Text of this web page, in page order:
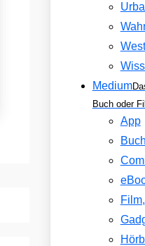
Medium
Buch oder
App
Buch